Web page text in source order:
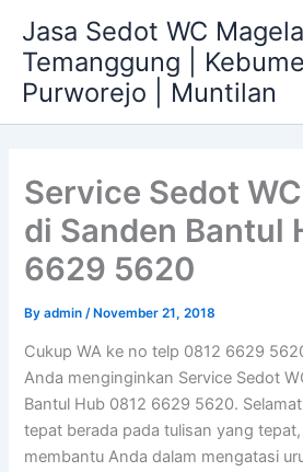
content
Jasa Sedot WC
Temanggung |
Purworejo | Muntilan
Service Sedot
di Sanden Bantul
6629 5620
Byadmin/ November 21, 2018
Cukup WA ke no telp 0812 6629
Anda menginginkan Service Sedot
Bantul Hub 0812 6629 5620.
tepat berada pada tulisan yang
membantu Anda dalam mengatasi